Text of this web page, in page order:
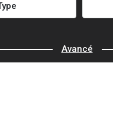
Avancé